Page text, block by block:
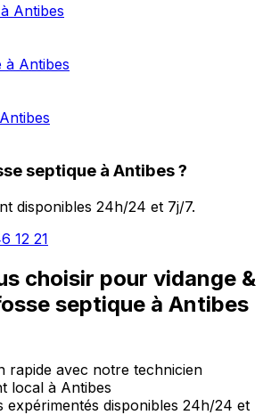
Antibes
à Antibes
septique à Antibes ?
disponibles 24h/24 et 7j/7.
12 21
choisir pour vidange &
septique à Antibes
rapide avec notre technicien
local à Antibes
expérimentés disponibles 24h/24 et